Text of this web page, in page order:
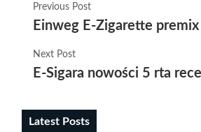
Previous Post
Einweg E-Zigarette
Next Post
E-Sigara nowości 5 rta
Latest Posts